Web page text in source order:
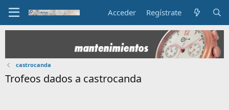
Acceder Regístrate
castrocanda
Trofeos dados a castrocanda